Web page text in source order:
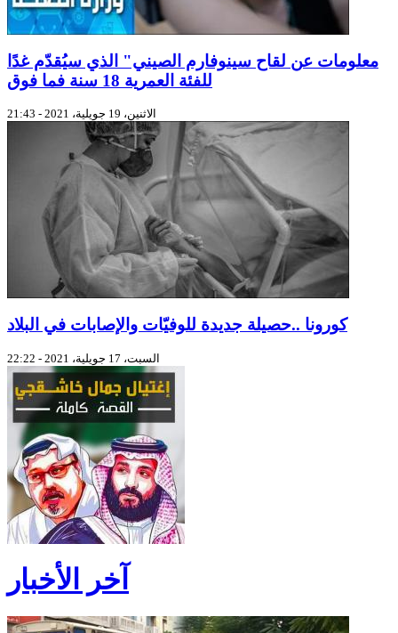
معلومات عن لقاح سينوفارم الصيني" الذي سيُقدّم غدًا
للفئة العمرية 18 سنة فما فوق
الاثنين، 19 جويلية، 2021 - 21:43
كورونا ..حصيلة جديدة للوفيّات والإصابات في البلاد
السبت، 17 جويلية، 2021 - 22:22
آخر الأخبار